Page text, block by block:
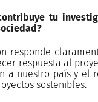
tu
responde
respuesta al
a nuestro país y el
sostenibles.